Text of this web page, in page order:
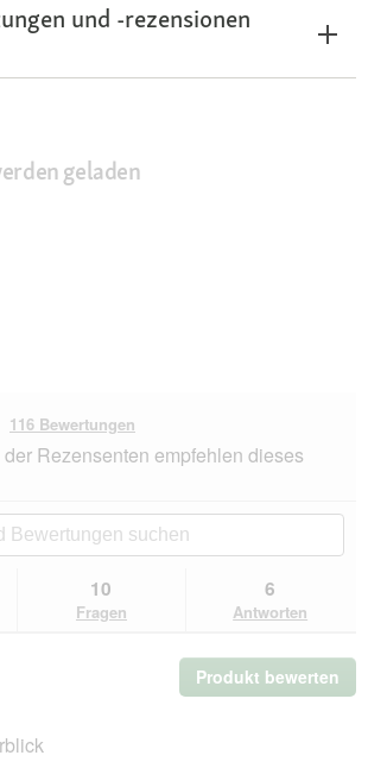
und -rezensionen
geladen
116 Bewertungen
Aktion
du
zu
den
Rezensenten empfehlen dieses
10
Fragen
6
Antworten
Produkt bewerten
Mit